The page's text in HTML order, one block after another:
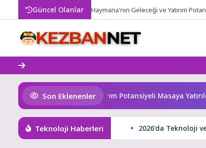
Güncel Olanlar Haymana'nın Geleceği ve Yatırım
Son Eklenenler
Geleceği ve Yatırım Potansiyeli Masaya Yatırıldı
Teknoloji Haberleri 2026’da Teknoloji